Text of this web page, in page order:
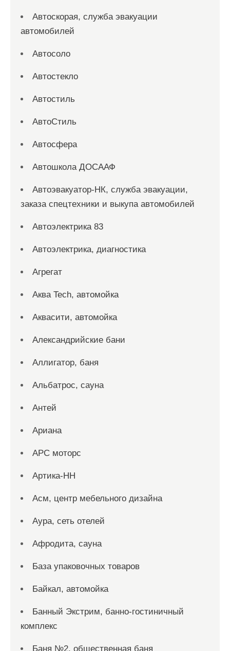
Автоскорая, служба эвакуации
автомобилей
Автосоло
Автостекло
Автостиль
АвтоСтиль
Автосфера
Автошкола ДОСААФ
Автоэвакуатор-НК, служба эвакуации,
заказа спецтехники и выкупа автомобилей
Автоэлектрика 83
Автоэлектрика, диагностика
Агрегат
Аква Tech, автомойка
Аквасити, автомойка
Александрийские бани
Аллигатор, баня
Альбатрос, сауна
Антей
Ариана
АРС моторс
Артика-НН
Асм, центр мебельного дизайна
Аура, сеть отелей
Афродита, сауна
База упаковочных товаров
Байкал, автомойка
Банный Экстрим, банно-гостиничный
комплекс
Баня №2, общественная баня